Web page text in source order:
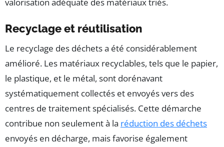
valorisation adéquate des matériaux triés.
Recyclage et réutilisation
Le recyclage des déchets a été considérablement
amélioré. Les matériaux recyclables, tels que le papier,
le plastique, et le métal, sont dorénavant
systématiquement collectés et envoyés vers des
centres de traitement spécialisés. Cette démarche
contribue non seulement à la réduction des déchets
envoyés en décharge, mais favorise également